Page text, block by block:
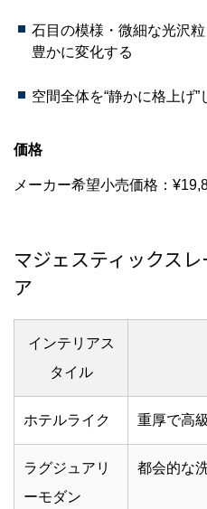
石目の模様・微細な光沢
豊かに変化する
空間全体を“静かに格上げ
価格
メーカー希望小売価格：
マジェスティックス
ア
インテリアス
タイル
ホテルライク 重厚で高
ラグジュアリ
ーモダン
都会的な